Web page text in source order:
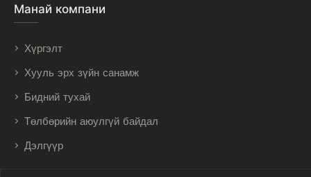
Манай компани
Хүргэлт
Хууль эрх зүйн санамж
Бидний тухай
Төлбөрийн аюулгүй байдал
Дэлгүүр